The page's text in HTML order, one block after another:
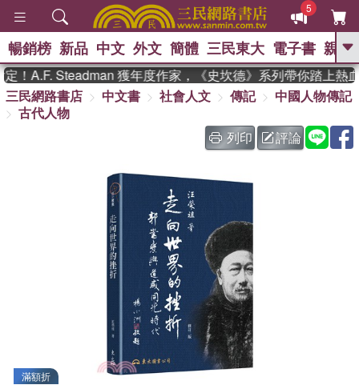
5
GO
熱搜： 東野圭吾 、 高希均教授回憶錄
史是一群喵 、 暑期推薦 、 國際布克
獎 臺灣漫遊錄 、 方念華 、 台灣的李
偉大的迷走神經
暢銷榜 新品 中文 外文 簡體 三民東大 電子書 親子
A.F. Steadman 獲年度作家，《史坎德》系列帶你踏上熱血奇
三民網路書店
中文書 社會人文 傳記
中國人物傳記
古代人物
列印
評論
滿額折